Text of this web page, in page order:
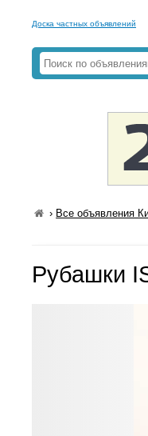
Доска частных объявлений
› Все объявления
Рубашки